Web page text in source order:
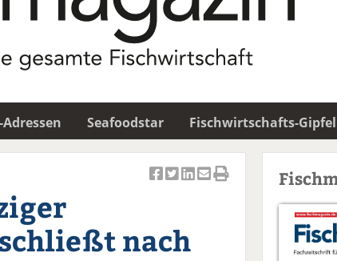
Adressen Seafoodstar Fischwirtschafts-Gipfel
el
k
el el
nach